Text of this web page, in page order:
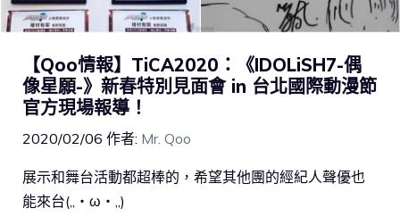
【Qoo情報】TiCA2020：《IDOLiSH7-偶
像星願-》新春特別見面會 in 台北國際動漫節
官方現場報導！
2020/02/06 作者: Mr. Qoo
展示和舞台活動都超棒的，希望其他團的經紀人聲優也
能來台(,,・ω・,,)